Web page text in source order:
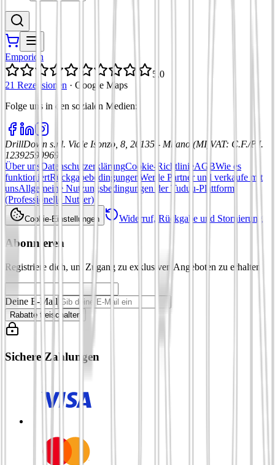
Emporion
5,0
21 Rezensionen · Google Maps
Folge uns in den sozialen Medien:
DrillDown s.r.l. Viale Isonzo, 8, 20135 - Milano (MI) VAT: C.F./P.I.
12392590969
Über uns DatenschutzerklärungCookie-RichtlinieAGBWie es
funktioniertRückgabebedingungen Werde Partner und verkaufe mit
unsAllgemeine Nutzungsbedingungen der Tuduu-Plattform
(Professionelle Nutzer)
Cookie-Einstellungen Widerruf, Rückgabe und Stornierung
Abonnieren
Registriere dich, um Zugang zu exklusiven Angeboten zu erhalten
Deine E-Mail
Rabatte freischalten
Sichere Zahlungen